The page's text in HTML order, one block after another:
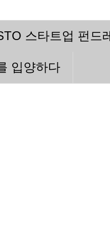
스타트업 펀드
입양하다